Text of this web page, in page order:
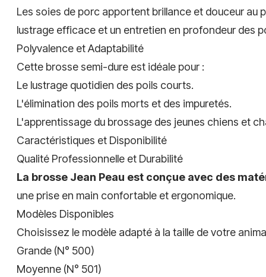
Les soies de porc apportent brillance et douceur au
lustrage efficace et un entretien en profondeur des
Polyvalence et Adaptabilité
Cette brosse semi-dure est idéale pour :
Le lustrage quotidien des poils courts.
L'élimination des poils morts et des impuretés.
L'apprentissage du brossage des jeunes chiens et
Caractéristiques et Disponibilité
Qualité Professionnelle et Durabilité
La brosse Jean Peau est conçue avec des
une prise en main confortable et ergonomique.
Modèles Disponibles
Choisissez le modèle adapté à la taille de votre
Grande (N° 500)
Moyenne (N° 501)